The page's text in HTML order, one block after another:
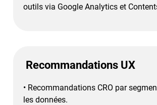
outils via Google Analytics et
Recommandations UX
• Recommandations CRO par
les données.